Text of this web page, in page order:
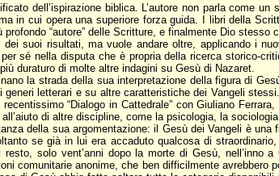
dell’ispirazione biblica. L’autore non parla come
in cui opera una superiore forza guida. I libri della
“autore” delle Scritture, e finalmente Dio stesso
suoi risultati, ma vuole andare oltre, applicando i
sé nella disputa che è propria della ricerca storico-
duraturo di molte altre indagini su Gesù di Nazaret.
la strada della sua interpretazione della figura di
letterari e su altre caratteristiche dei Vangeli
“Dialogo in Cattedrale” con Giuliano
di altre discipline, come la psicologia, la
della sua argomentazione: il Gesù dei Vangeli è
se già in lui era accaduto qualcosa di
solo vent’anni dopo la morte di Gesù, nell’inno
comunitarie anonime, che ben difficilmente